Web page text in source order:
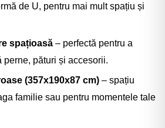
de U, pentru mai mult spațiu și
spațioasă – perfectă pentru a
perne, pături și accesorii.
(357x190x87 cm) – spațiu
familie sau pentru momentele tale